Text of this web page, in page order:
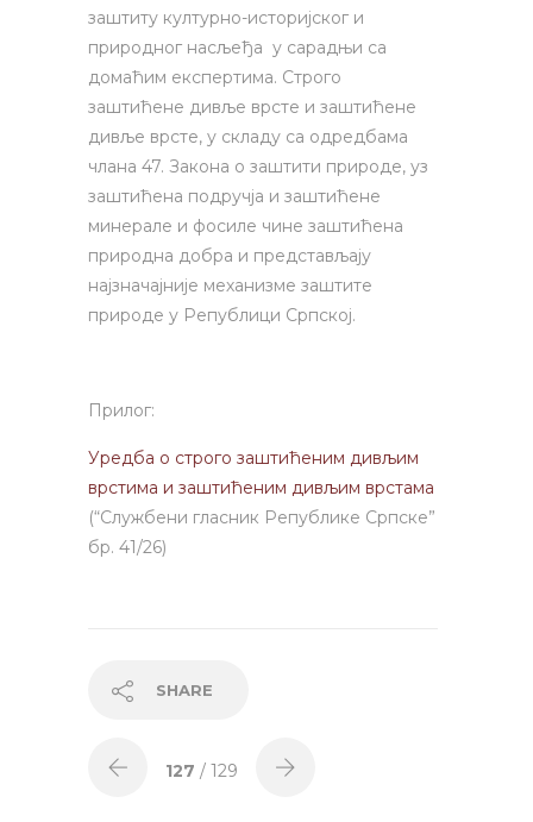
заштиту културно-историјског и
природног насљеђа у сарадњи са
домаћим експертима. Строго
заштићене дивље врсте и заштићене
дивље врсте, у складу са одредбама
члана 47. Закона о заштити природе, уз
заштићена подручја и заштићене
минерале и фосиле чине заштићена
природна добра и представљају
најзначајније механизме заштите
природе у Републици Српској.
Прилог:
Уредба о строго заштићеним дивљим
врстима и заштићеним дивљим врстама
(“Службени гласник Републике Српске”
бр. 41/26)
SHARE
127 / 129